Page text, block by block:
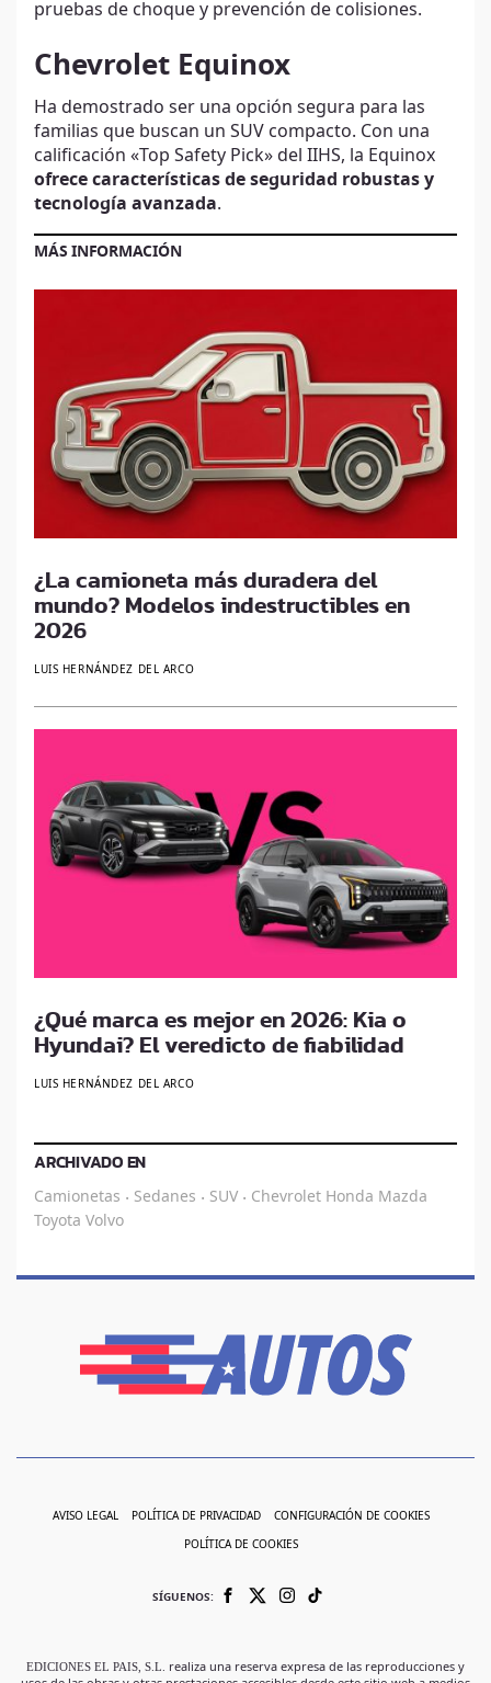
pruebas de choque y prevención de colisiones.
Chevrolet Equinox
Ha demostrado ser una opción segura para las
familias que buscan un SUV compacto. Con una
calificación «Top Safety Pick» del IIHS, la Equinox
ofrece características de seguridad robustas y
tecnología avanzada.
MÁS INFORMACIÓN
¿La camioneta más duradera del
mundo? Modelos indestructibles en
2026
LUIS HERNÁNDEZ DEL ARCO
¿Qué marca es mejor en 2026: Kia o
Hyundai? El veredicto de fiabilidad
LUIS HERNÁNDEZ DEL ARCO
ARCHIVADO EN
Camionetas · Sedanes · SUV · Chevrolet Honda Mazda
Toyota Volvo
AVISO LEGAL POLÍTICA DE PRIVACIDAD CONFIGURACIÓN DE COOKIES
POLÍTICA DE COOKIES
SÍGUENOS:
EDICIONES EL PAIS, S.L.
realiza una reserva expresa de las reproducciones y